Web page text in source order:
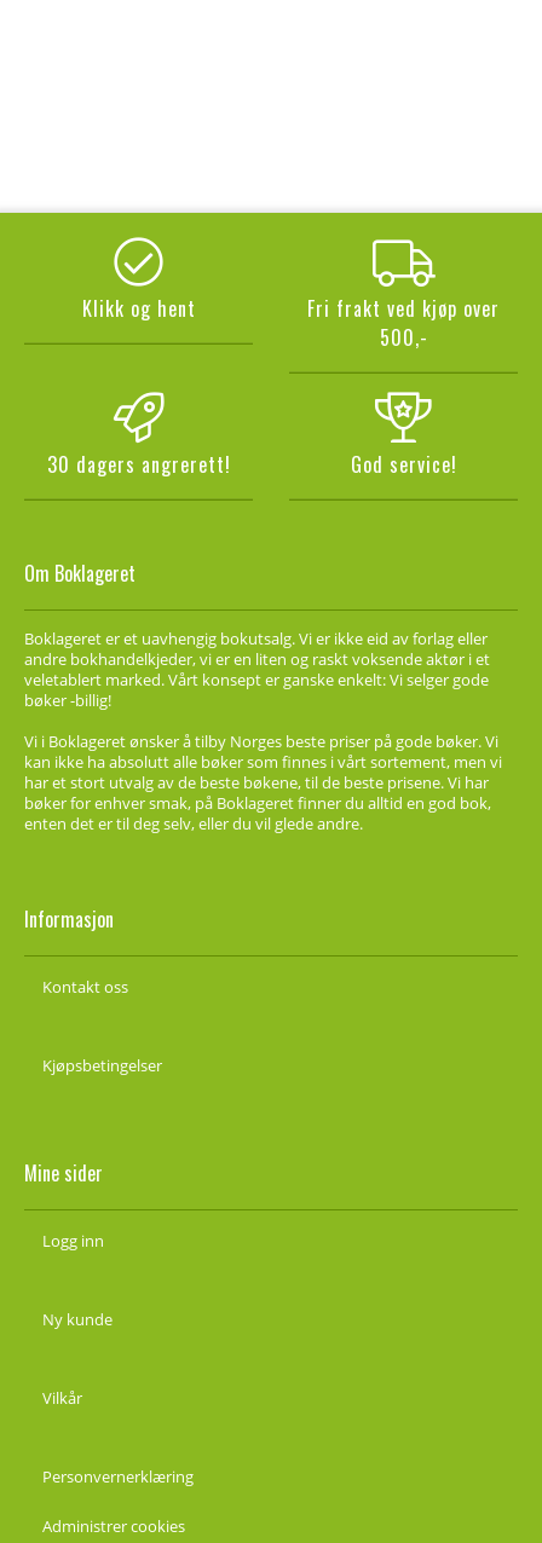
Klikk og hent
Fri frakt ved kjøp over
500,-
30 dagers angrerett! God service!
Om Boklageret
Boklageret er et uavhengig bokutsalg. Vi er ikke eid av forlag eller
andre bokhandelkjeder, vi er en liten og raskt voksende aktør i et
veletablert marked. Vårt konsept er ganske enkelt: Vi selger gode
bøker -billig!
Vi i Boklageret ønsker å tilby Norges beste priser på gode bøker. Vi
kan ikke ha absolutt alle bøker som finnes i vårt sortement, men vi
har et stort utvalg av de beste bøkene, til de beste prisene. Vi har
bøker for enhver smak, på Boklageret finner du alltid en god bok,
enten det er til deg selv, eller du vil glede andre.
Informasjon
Kontakt oss
Kjøpsbetingelser
Mine sider
Logg inn
Ny kunde
Vilkår
Personvernerklæring
Administrer cookies